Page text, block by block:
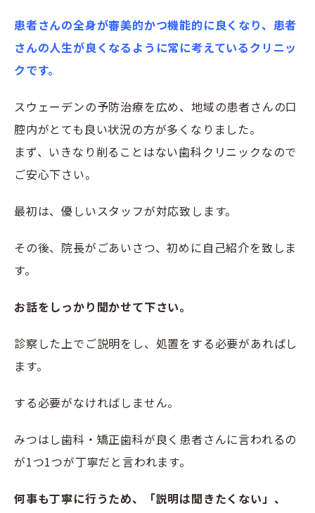
患者さんの全身が審美的かつ機能的に良くなり、患者
さんの人生が良くなるように常に考えているクリニッ
クです。
スウェーデンの予防治療を広め、地域の患者さんの口
腔内がとても良い状況の方が多くなりました。
まず、いきなり削ることはない歯科クリニックなので
ご安心下さい。
最初は、優しいスタッフが対応致します。
その後、院長がごあいさつ、初めに自己紹介を致しま
す。
お話をしっかり聞かせて下さい。
診察した上でご説明をし、処置をする必要があればし
ます。
する必要がなければしません。
みつはし歯科・矯正歯科が良く患者さんに言われるの
が1つ1つが丁寧だと言われます。
何事も丁寧に行うため、「説明は聞きたくない」、